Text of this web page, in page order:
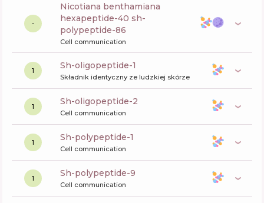
-
nicotiana benthamiana
hexapeptide-40 sh-
polypeptide-86
Cell communication
1 sh-oligopeptide-1
Składnik identyczny ze ludzkiej skórze
1 sh-oligopeptide-2
Cell communication
1 sh-polypeptide-1
Cell communication
1 sh-polypeptide-9
Cell communication